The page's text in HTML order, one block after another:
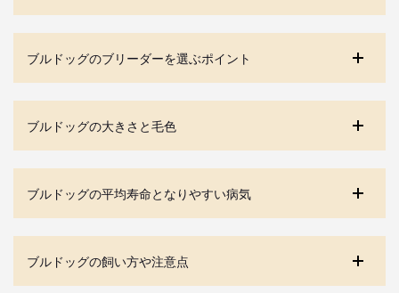
ブルドッグのブリーダーを選ぶポイント
ブルドッグの大きさと毛色
ブルドッグの平均寿命となりやすい病気
ブルドッグの飼い方や注意点